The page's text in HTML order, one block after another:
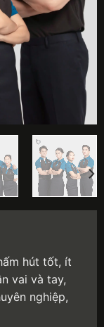
hút tốt, ít
vai và tay,
nghiệp,